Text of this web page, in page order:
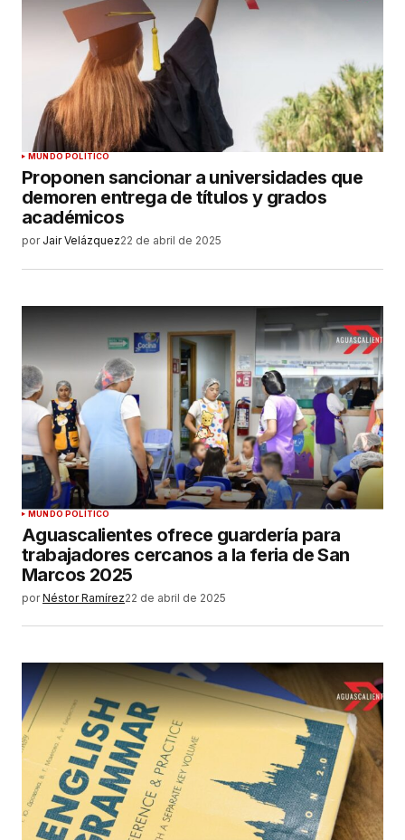
MUNDO POLÍTICO
Proponen sancionar a universidades que
demoren entrega de títulos y grados
académicos
por Jair Velázquez22 de abril de 2025
MUNDO POLÍTICO
Aguascalientes ofrece guardería para
trabajadores cercanos a la feria de San
Marcos 2025
por Néstor Ramírez22 de abril de 2025